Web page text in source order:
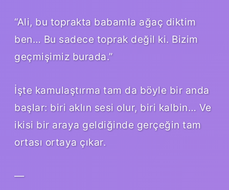
“Ali, bu toprakta babamla ağaç diktim
ben… Bu sadece toprak değil ki. Bizim
geçmişimiz burada.”
İşte kamulaştırma tam da böyle bir anda
başlar: biri aklın sesi olur, biri kalbin… Ve
ikisi bir araya geldiğinde gerçeğin tam
ortası ortaya çıkar.
—